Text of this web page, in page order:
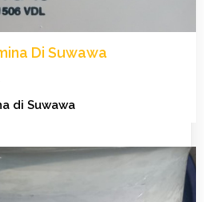
Di Suwawa
di Suwawa